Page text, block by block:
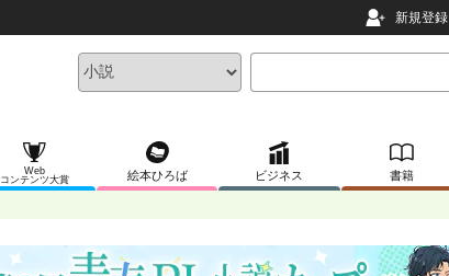
新規登録
Web
コンテンツ大賞
絵本ひろば ビジネス 書籍